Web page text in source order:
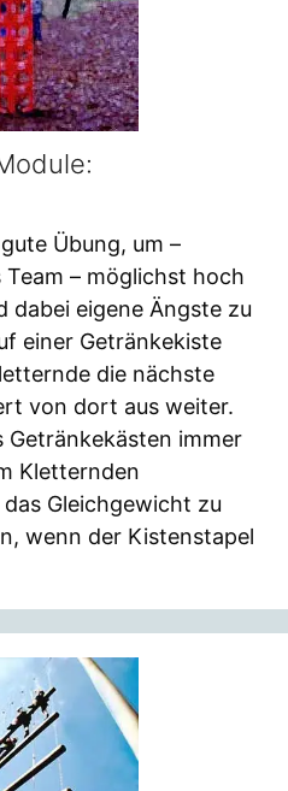
Übung, um –
– möglichst hoch
dabei eigene Ängste zu
einer Getränkekiste
die nächste
von dort aus weiter.
Getränkekästen immer
Kletternden
Gleichgewicht zu
wenn der Kistenstapel